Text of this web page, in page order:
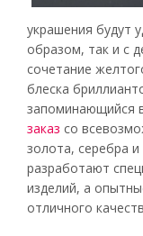
украшения будут
образом, так и с
сочетание
блеска
запоминающийся
заказ со
золота, серебра
разработают
изделий, а
отличного